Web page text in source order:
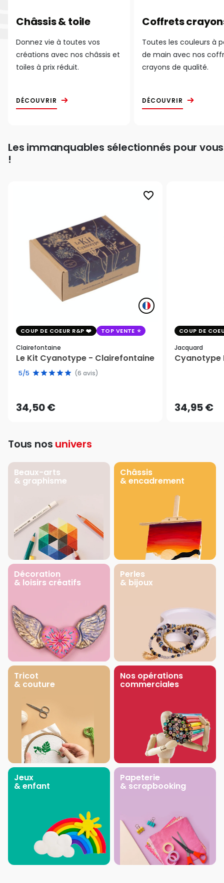
Châssis & toile
Donnez vie à toutes vos
créations avec nos châssis et
toiles à prix réduit.
DÉCOUVRIR
Coffrets
Toutes les couleurs à
de main avec nos
crayons de qualité.
DÉCOUVRIR
Les immanquables sélectionnés pour vous
!
favorite_border
COUP DE COEUR R&P TOP VENTE
Clairefontaine
Le Kit Cyanotype - Clairefontaine
5/5 (6 avis)
34,50 €
COUP DE
Jacquard
Cyanotype
34,95 €
Tous nos univers
Beaux-arts
& graphisme
Châssis
& encadrement
Décoration
& loisirs créatifs
Perles
& bijoux
Tricot
& couture
Nos opérations
commerciales
Jeux
& enfant
Papeterie
& scrapbooking